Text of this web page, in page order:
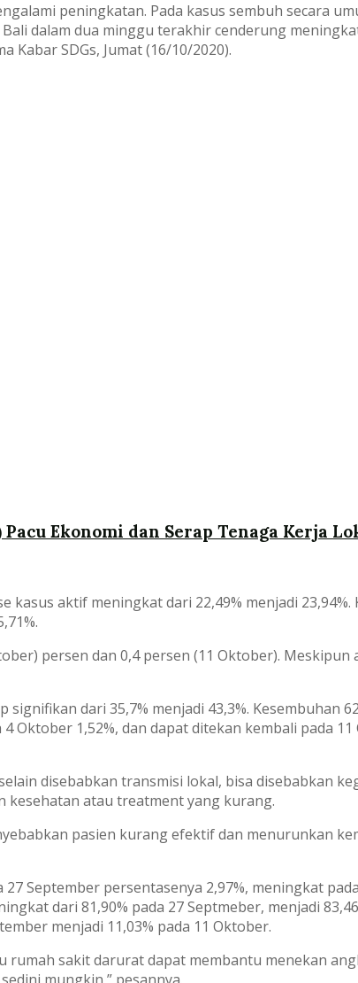
peningkatan. Pada kasus sembuh secara
dalam dua minggu terakhir cenderung
Kabar SDGs, Jumat (16/10/2020).
Ekonomi dan Serap Tenaga Kerja
aktif meningkat dari 22,49% menjadi 23,94%.
persen dan 0,4 persen (11 Oktober). Meskipun
dari 35,7% menjadi 43,3%. Kesembuhan
Oktober 1,52%, dan dapat ditekan kembali pada
disebabkan transmisi lokal, bisa disebabkan
kesehatan atau treatment yang kurang.
pasien kurang efektif dan menurunkan
September persentasenya 2,97%, meningkat
dari 81,90% pada 27 Septmeber, menjadi
menjadi 11,03% pada 11 Oktober.
sakit darurat dapat membantu menekan